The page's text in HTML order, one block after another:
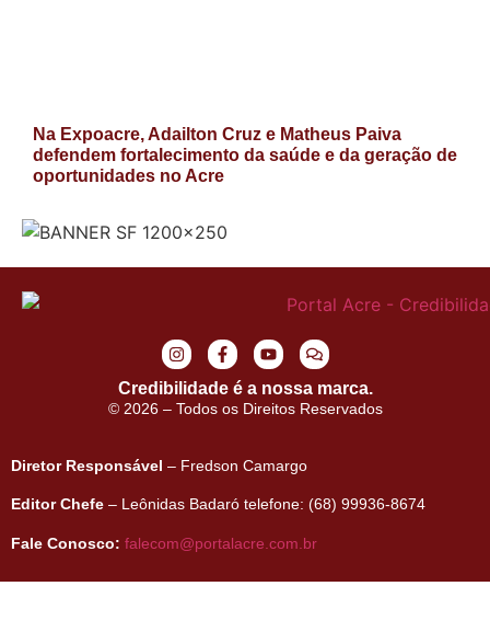
Na Expoacre, Adailton Cruz e Matheus Paiva
defendem fortalecimento da saúde e da geração de
oportunidades no Acre
Credibilidade é a nossa marca.
© 2026 – Todos os Direitos Reservados
Diretor Responsável – Fredson Camargo
Editor Chefe – Leônidas Badaró telefone: (68) 99936-8674
Fale Conosco: falecom@portalacre.com.br